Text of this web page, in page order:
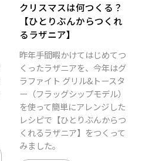
クリスマスは何つくる？
【ひとりぶんからつくれ
るラザニア】
昨年手間暇かけてはじめてつ
くったラザニアを、今年はグ
ラファイト グリル&トースタ
ー（フラッグシップモデル）
を使って簡単にアレンジした
レシピで【ひとりぶんからつ
くれるラザニア】をつくって
みました。